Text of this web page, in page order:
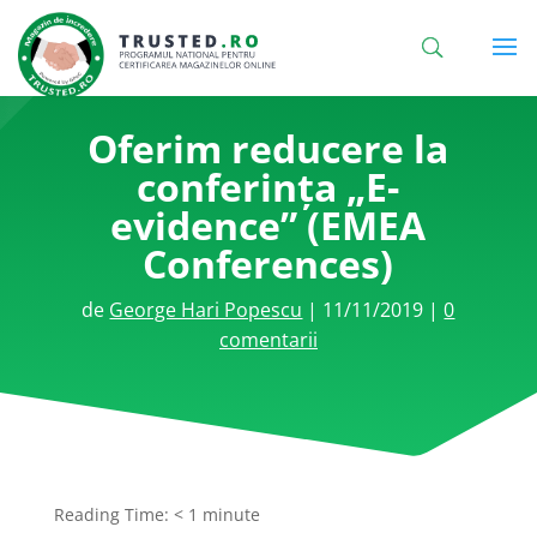
Oferim reducere la
conferința „E-
evidence” (EMEA
Conferences)
de George Hari Popescu | 11/11/2019 |0
comentarii
Reading Time: < 1 minute